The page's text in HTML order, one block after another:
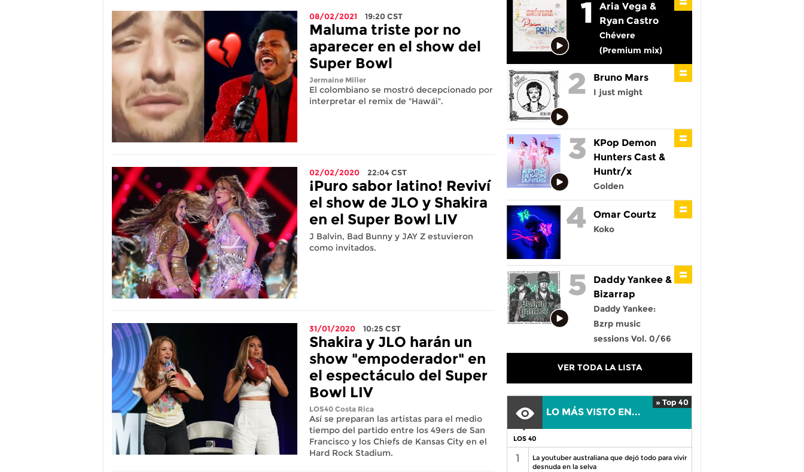
08/02/2021 19:20CST
Maluma triste por no
aparecer en el show del
Super Bowl
Jermaine Miller
El colombiano se mostró decepcionado por
interpretar el remix de "Hawái".
02/02/2020 22:04 CST
¡Puro sabor latino! Reviví
el show de JLO y Shakira
en el Super Bowl LIV
J Balvin, Bad Bunny y JAY Z estuvieron
como invitados.
31/01/2020 10:25 CST
Shakira y JLO harán un
show "empoderador" en
el espectáculo del Super
Bowl LIV
LOS40 Costa Rica
Así se preparan las artistas para el medio
tiempo del partido entre los 49ers de San
Francisco y los Chiefs de Kansas City en el
Hard Rock Stadium.
Aria Vega &
Ryan Castro
Chévere
(Premium mix)
Bruno Mars
I just might
KPop Demon
Hunters Cast &
Huntr/x
Golden
Omar Courtz
Koko
Daddy Yankee &
Bizarrap
Daddy Yankee:
Bzrp music
sessions Vol. 0/66
VER TODA LA LISTA
LO MÁS VISTO EN...
» Top 40
LOS 40
1
La youtuber australiana que dejó todo para vivir
desnuda en la selva